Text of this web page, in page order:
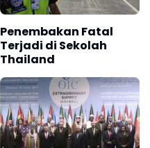
Penembakan Fatal
Terjadi di Sekolah
Thailand